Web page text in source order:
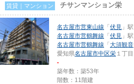
賃貸｜マンション チサンマンション栄
名古屋市営東山線 「 伏見 」
名古屋市営鶴舞線 「 伏見 」
名古屋市営鶴舞線 「 大須観音
愛知県名古屋市中区栄 １丁
-
築年数：築53年
階数：11階建